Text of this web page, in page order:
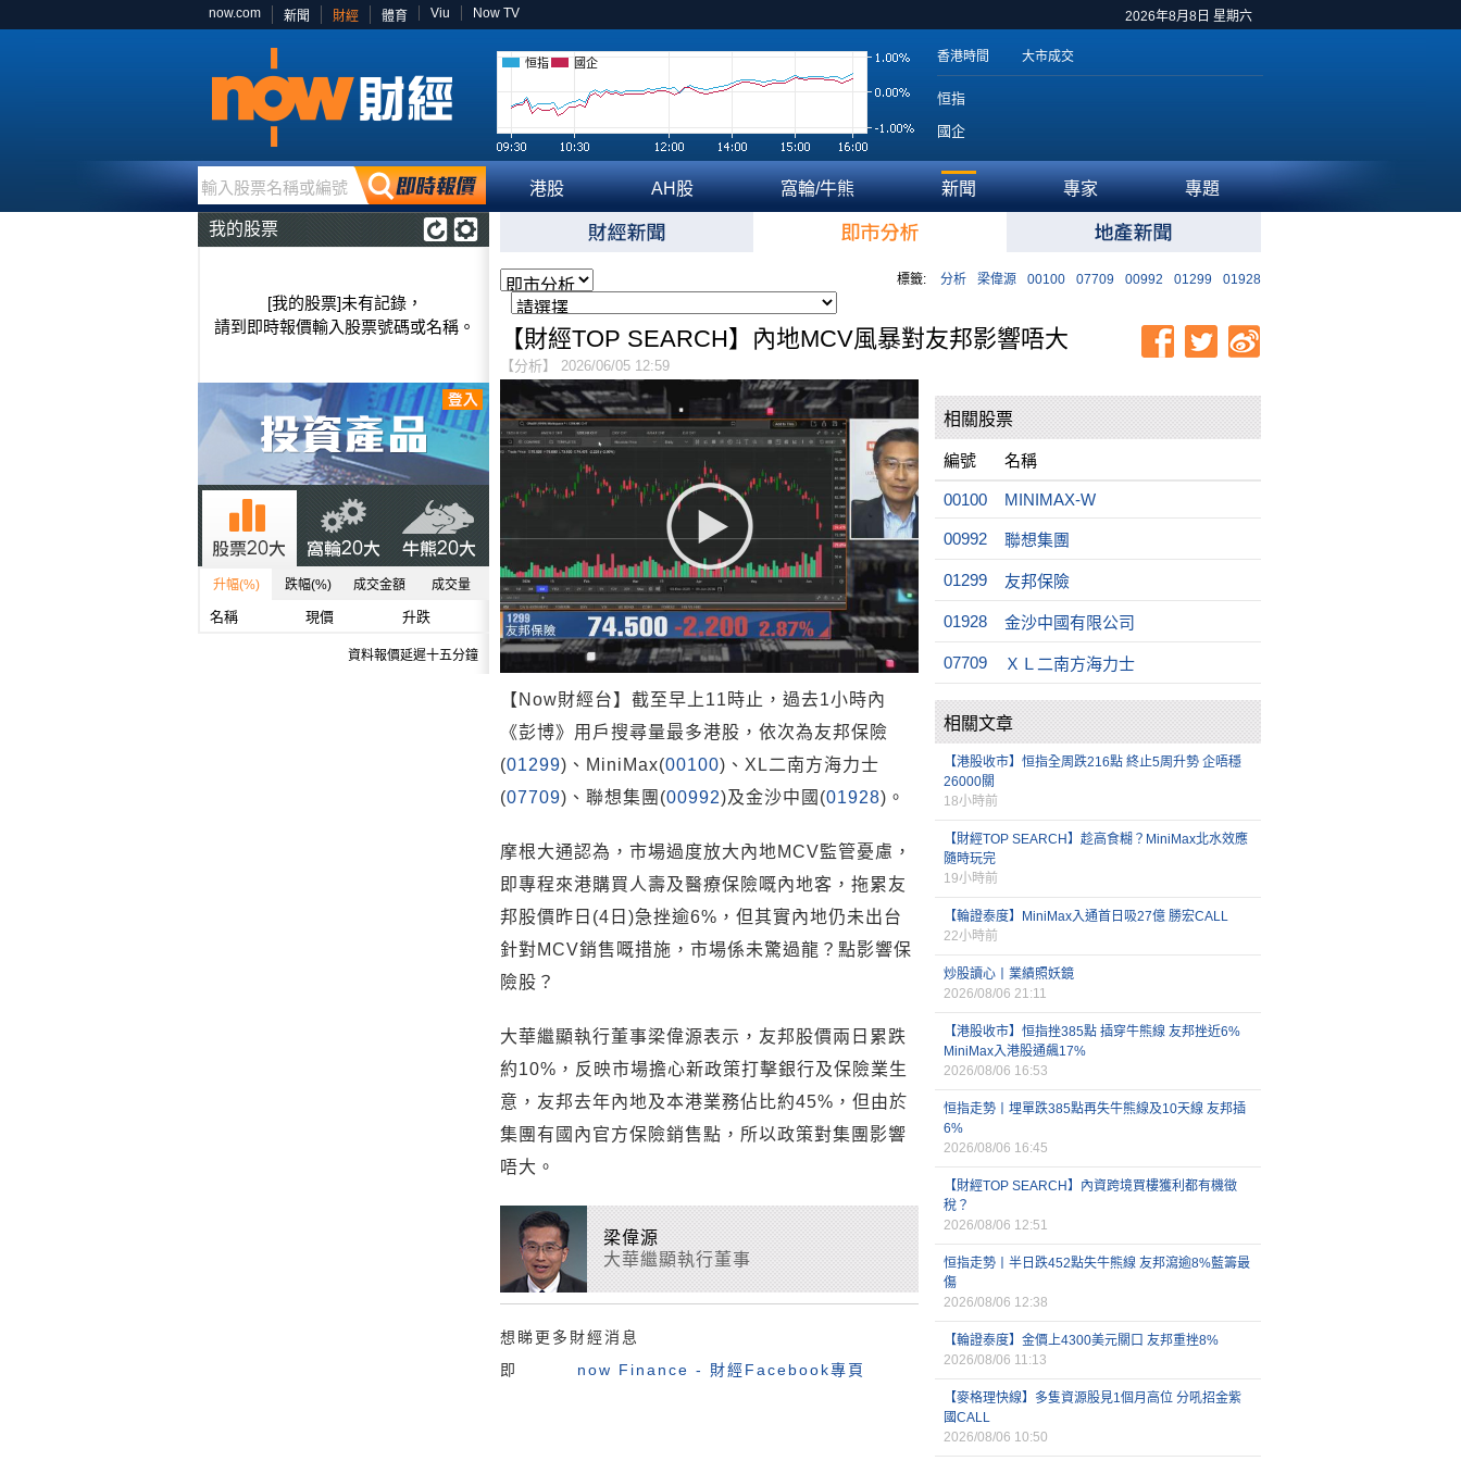
2026年8月8日 星期六
now.com 新聞 財經 體育 Viu Now TV
恒指 國企 香港時間 大市成交
恒指
國企
輸入股票名稱或編號 港股 AH股 窩輪/牛熊 新聞 專家 專題
我的股票
[我的股票]未有記錄，
請到即時報價輸入股票號碼或名稱。
升幅(%) 跌幅(%) 成交金額 成交量
名稱 現價 升跌
資料報價延遲十五分鐘
標籤: 分析 梁偉源 00100 07709 00992 01299 01928
【財經TOP SEARCH】內地MCV風暴對友邦影響唔大
【分析】 2026/06/05 12:59
【Now財經台】截至早上11時止，過去1小時內
《彭博》用戶搜尋量最多港股，依次為友邦保險
(01299)、MiniMax(00100)、XL二南方海力士
(07709)、聯想集團(00992)及金沙中國(01928)。
摩根大通認為，市場過度放大內地MCV監管憂慮，
即專程來港購買人壽及醫療保險嘅內地客，拖累友
邦股價昨日(4日)急挫逾6%，但其實內地仍未出台
針對MCV銷售嘅措施，市場係未驚過龍？點影響保
險股？
大華繼顯執行董事梁偉源表示，友邦股價兩日累跌
約10%，反映市場擔心新政策打擊銀行及保險業生
意，友邦去年內地及本港業務佔比約45%，但由於
集團有國內官方保險銷售點，所以政策對集團影響
唔大。
梁偉源
大華繼顯執行董事
想睇更多財經消息
即
now Finance - 財經Facebook專頁
相關股票
編號 名稱
00100 MINIMAX-W
00992 聯想集團
01299 友邦保險
01928 金沙中國有限公司
07709 ＸＬ二南方海力士
相關文章
【港股收市】恒指全周跌216點 終止5周升勢 企唔穩
26000關
18小時前
【財經TOP SEARCH】趁高食糊？MiniMax北水效應
隨時玩完
19小時前
【輪證泰度】MiniMax入通首日吸27億 勝宏CALL
22小時前
炒股讀心丨業績照妖鏡
2026/08/06 21:11
【港股收市】恒指挫385點 插穿牛熊線 友邦挫近6%
MiniMax入港股通飆17%
2026/08/06 16:53
恒指走勢丨埋單跌385點再失牛熊線及10天線 友邦插
6%
2026/08/06 16:45
【財經TOP SEARCH】內資跨境買樓獲利都有機徵
稅？
2026/08/06 12:51
恒指走勢丨半日跌452點失牛熊線 友邦瀉逾8%藍籌最
傷
2026/08/06 12:38
【輪證泰度】金價上4300美元關口 友邦重挫8%
2026/08/06 11:13
【麥格理快線】多隻資源股見1個月高位 分吼招金紫
國CALL
2026/08/06 10:50